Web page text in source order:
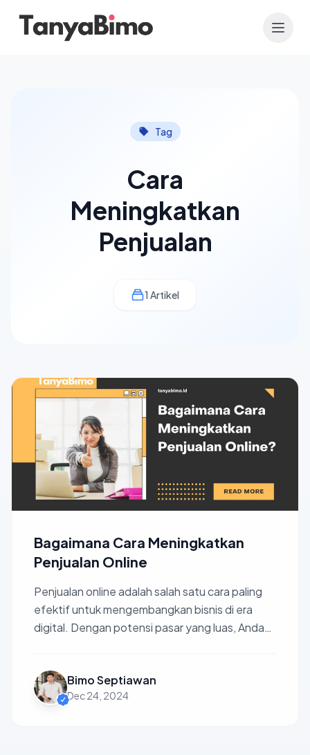
Tag
Cara
Meningkatkan
Penjualan
1 Artikel
Bagaimana Cara Meningkatkan
Penjualan Online
Penjualan online adalah salah satu cara paling
efektif untuk mengembangkan bisnis di era
digital. Dengan potensi pasar yang luas, Anda
Bimo Septiawan
Dec 24, 2024